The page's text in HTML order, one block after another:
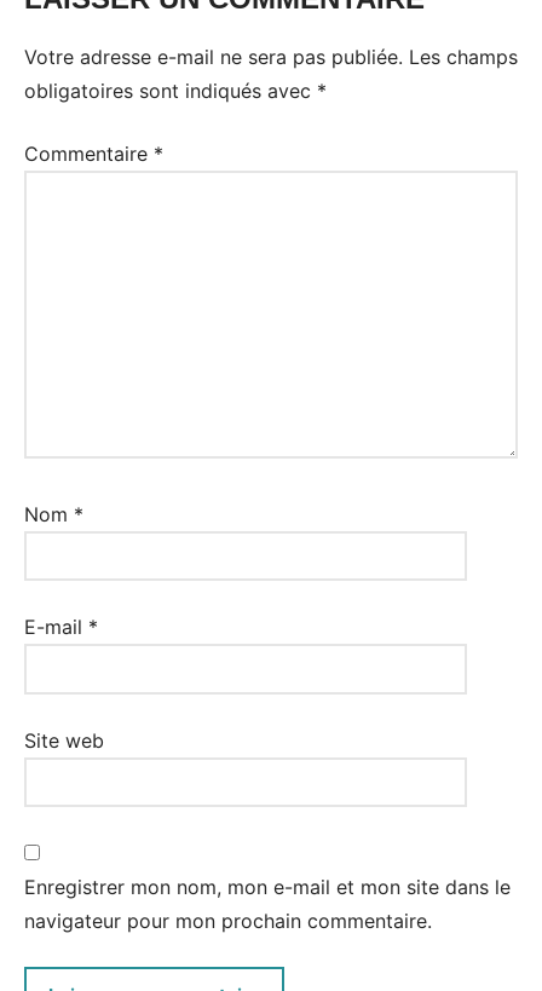
Votre adresse e-mail ne sera pas publiée. Les champs
obligatoires sont indiqués avec *
Commentaire *
Nom *
E-mail *
Site web
Enregistrer mon nom, mon e-mail et mon site dans le
navigateur pour mon prochain commentaire.